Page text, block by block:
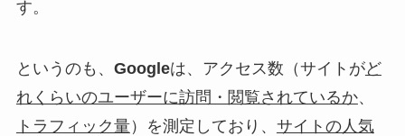
す。
というのも、 Googleは、アクセス数（サイトがど
れくらいのユーザーに訪問・閲覧されているか、
トラフィック量）を測定しており、 サイトの人気